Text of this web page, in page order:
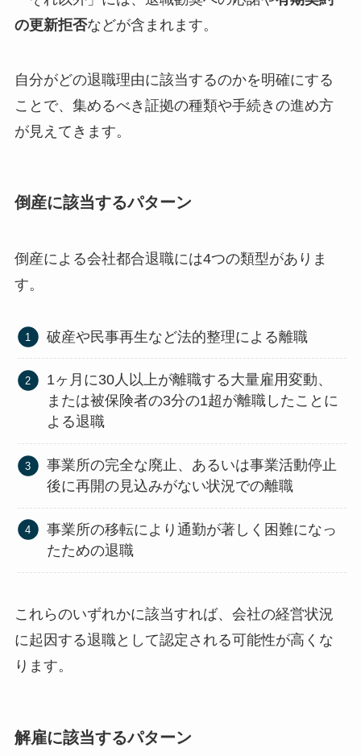
の更新拒否などが含まれます。
自分がどの退職理由に該当するのかを明確にする
ことで、集めるべき証拠の種類や手続きの進め方
が見えてきます。
倒産に該当するパターン
倒産による会社都合退職には4つの類型がありま
す。
破産や民事再生など法的整理による離職
1ヶ月に30人以上が離職する大量雇用変動、
または被保険者の3分の1超が離職したことに
よる退職
事業所の完全な廃止、あるいは事業活動停止
後に再開の見込みがない状況での離職
事業所の移転により通勤が著しく困難になっ
たための退職
これらのいずれかに該当すれば、会社の経営状況
に起因する退職として認定される可能性が高くな
ります。
解雇に該当するパターン